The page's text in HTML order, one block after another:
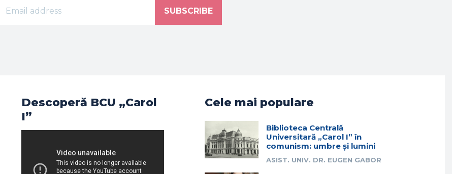
SUBSCRIBE
Descoperă BCU „Carol
I”
Cele mai populare
Biblioteca Centrală
Universitară „Carol I” în
comunism: umbre și lumini
ASIST. UNIV. DR. EUGEN GABOR